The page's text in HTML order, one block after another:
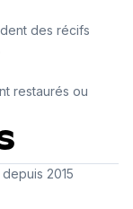
des récifs
restaurés ou
2015